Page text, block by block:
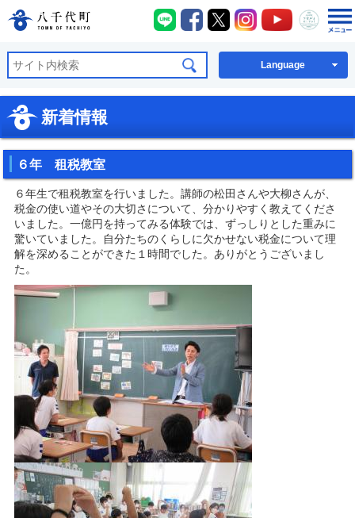
八千代町公式ホームページ
八千代町LINE
八千代町Facebook
八千代町X八千代町Instagram
八千代町
八千
Language
新着情報
６年 租税教室
６年生で租税教室を行いました。講師の松田さんや大柳さんが、
税金の使い道やその大切さについて、分かりやすく教えてくださ
いました。一億円を持ってみる体験では、ずっしりとした重みに
驚いていました。自分たちのくらしに欠かせない税金について理
解を深めることができた１時間でした。ありがとうございまし
た。